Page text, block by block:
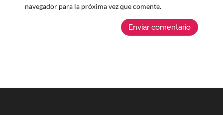
navegador para la próxima vez que comente.
Enviar comentario